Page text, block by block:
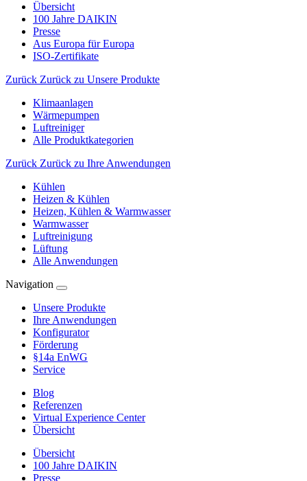
Übersicht
100 Jahre DAIKIN
Presse
Aus Europa für Europa
ISO-Zertifikate
Zurück Zurück zu Unsere Produkte
Klimaanlagen
Wärmepumpen
Luftreiniger
Alle Produktkategorien
Zurück Zurück zu Ihre Anwendungen
Kühlen
Heizen & Kühlen
Heizen, Kühlen & Warmwasser
Warmwasser
Luftreinigung
Lüftung
Alle Anwendungen
Navigation
Unsere Produkte
Ihre Anwendungen
Konfigurator
Förderung
§14a EnWG
Service
Blog
Referenzen
Virtual Experience Center
Übersicht
Übersicht
100 Jahre DAIKIN
Presse